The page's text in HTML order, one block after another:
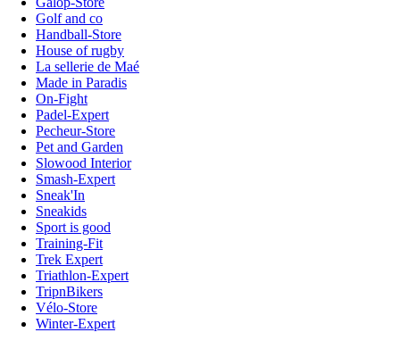
Golf and co
Handball-Store
House of rugby
La sellerie de Maé
Made in Paradis
On-Fight
Padel-Expert
Pecheur-Store
Pet and Garden
Slowood Interior
Smash-Expert
Sneak'In
Sneakids
Sport is good
Training-Fit
Trek Expert
Triathlon-Expert
TripnBikers
Vélo-Store
Winter-Expert